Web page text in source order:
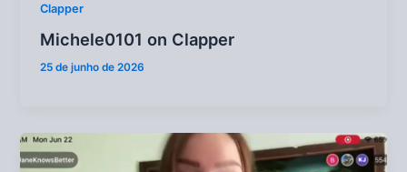
Clapper
Michele0101 on Clapper
25 de junho de 2026